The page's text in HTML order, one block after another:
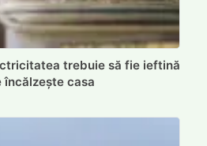
trebuie să fie ieftină
casa